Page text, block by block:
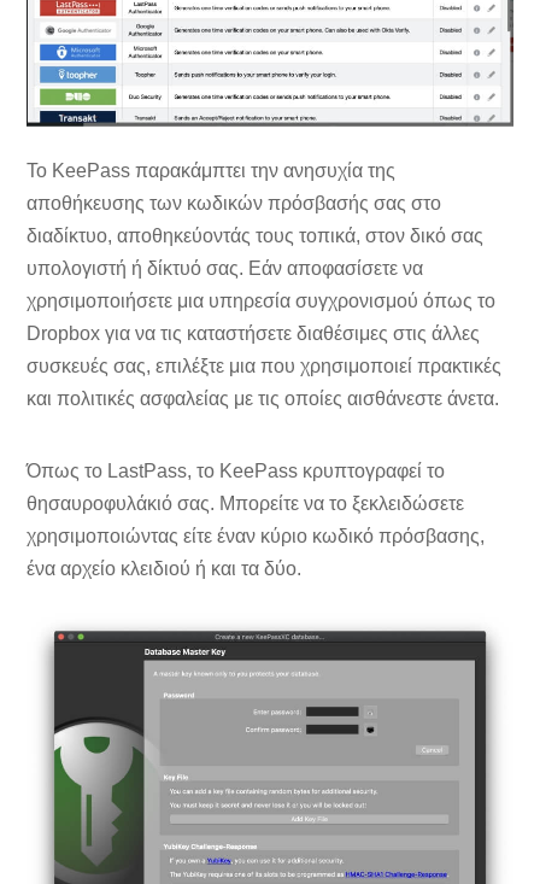
Το KeePass παρακάμπτει την ανησυχία της
αποθήκευσης των κωδικών πρόσβασής σας στο
διαδίκτυο, αποθηκεύοντάς τους τοπικά, στον δικό σας
υπολογιστή ή δίκτυό σας. Εάν αποφασίσετε να
χρησιμοποιήσετε μια υπηρεσία συγχρονισμού όπως το
Dropbox για να τις καταστήσετε διαθέσιμες στις άλλες
συσκευές σας, επιλέξτε μια που χρησιμοποιεί πρακτικές
και πολιτικές ασφαλείας με τις οποίες αισθάνεστε άνετα.
Όπως το LastPass, το KeePass κρυπτογραφεί το
θησαυροφυλάκιό σας. Μπορείτε να το ξεκλειδώσετε
χρησιμοποιώντας είτε έναν κύριο κωδικό πρόσβασης,
ένα αρχείο κλειδιού ή και τα δύο.